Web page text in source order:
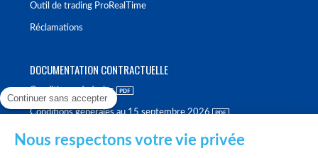
Outil de trading ProRealTime
Réclamations
DOCUMENTATION CONTRACTUELLE
Conditions générales
Conditions générales au 15 septembre 2026
Continuer sans accepter
Nous respectons votre vie privée